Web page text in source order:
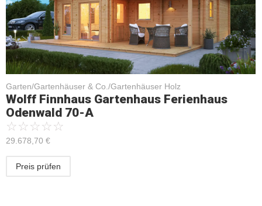
Garten/Gartenhäuser & Co./Gartenhäuser Holz
Wolff Finnhaus Gartenhaus Ferienhaus
Odenwald 70-A
☆☆☆☆☆
29.678,70 €
Preis prüfen